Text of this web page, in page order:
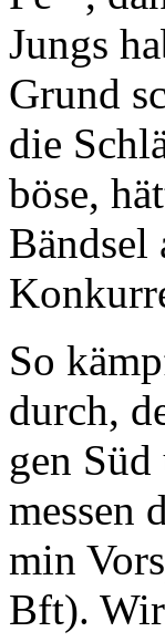
Jungs
Grund
die
böse,
Bändsel
So
durch,
gen
messen
min
Bft).